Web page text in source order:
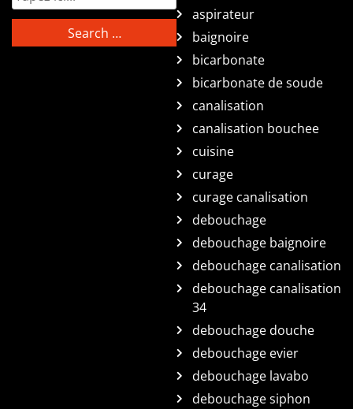
aspirateur
baignoire
bicarbonate
bicarbonate de soude
canalisation
canalisation bouchee
cuisine
curage
curage canalisation
debouchage
debouchage baignoire
debouchage canalisation
debouchage canalisation
34
debouchage douche
debouchage evier
debouchage lavabo
debouchage siphon